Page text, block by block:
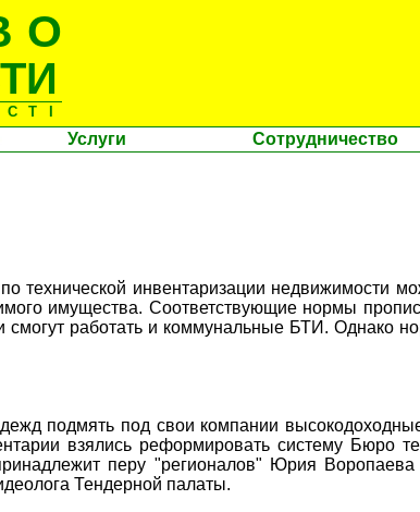
Услуги Сотрудничество
технической инвентаризации
имущества. Соответствующие нормы
работать и коммунальные БТИ. Однако
подмять под свои компании
взялись реформировать систему Бюро
перу "регионалов" Юрия
Тендерной палаты.